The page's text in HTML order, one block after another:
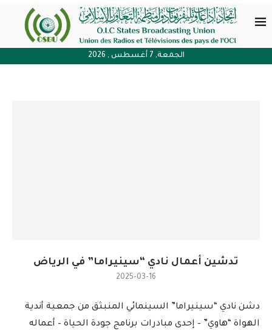
الجمعة, 7 أغسطس , 2026
تدشين أعمال نادي “سينيراما” في الرياض
2025-03-16
دشن نادي “سينيراما” السينمائي المنبثق من جمعية أندية
الهواة “هاوي” – إحدى مبادرات برنامج جودة الحياة – أعماله